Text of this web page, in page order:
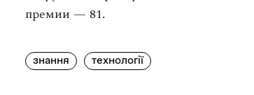
премии — 81.
знання технології